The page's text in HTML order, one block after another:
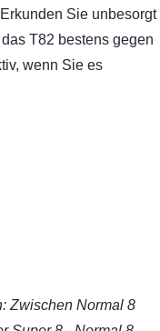
Sie unbesorgt
T82 bestens gegen
wenn Sie es
Zwischen Normal 8